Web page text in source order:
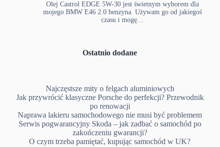
Olej Castrol EDGE 5W-30 jest świetnym wyborem dla
mojego BMW E46 2.0 benzyna. Używam go od jakiegoś
czasu i mogę…
Ostatnio dodane
Najczęstsze mity o felgach aluminiowych
Jak przywrócić klasyczne Porsche do perfekcji? Przewodnik
po renowacji
Naprawa lakieru samochodowego nie musi być problemem
Serwis pogwarancyjny Skoda – jak zadbać o samochód po
zakończeniu gwarancji?
O czym trzeba pamiętać, kupując samochód w UK?